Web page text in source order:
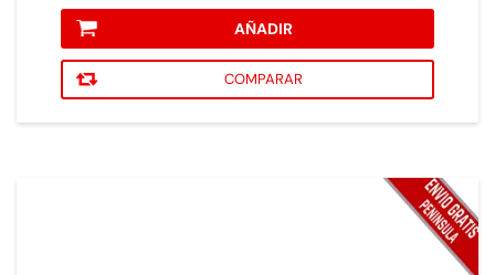
AÑADIR
COMPARAR